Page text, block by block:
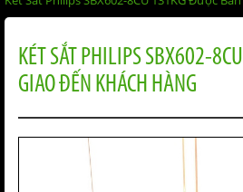
KÉT SẮT PHILIPS SBX602-
GIAO ĐẾN KHÁCH HÀNG